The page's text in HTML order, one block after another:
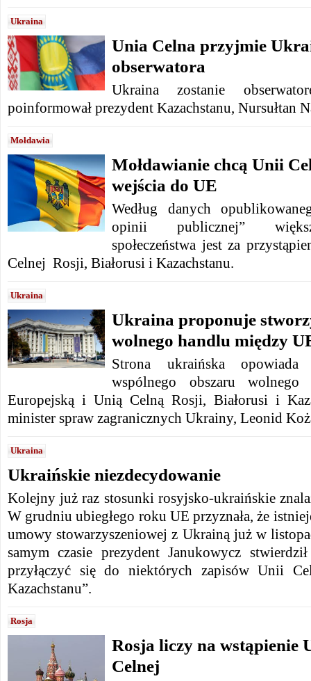
Ukraina
Unia Celna przyjmie
obserwatora
Ukraina zostanie
poinformował prezydent Kazachstanu, Nursułtan
Mołdawia
Mołdawianie chcą Unii
wejścia do UE
Według danych
opinii publicznej”
społeczeństwa jest za
Celnej Rosji, Białorusi i Kazachstanu.
Ukraina
Ukraina proponuje
wolnego handlu między
Strona ukraińska
wspólnego obszaru
Europejską i Unią Celną Rosji, Białorusi i
minister spraw zagranicznych Ukrainy, Leonid
Ukraina
Ukraińskie niezdecydowanie
Kolejny już raz stosunki rosyjsko-ukraińskie
W grudniu ubiegłego roku UE przyznała, że
umowy stowarzyszeniowej z Ukrainą już w
samym czasie prezydent Janukowycz
przyłączyć się do niektórych zapisów Unii
Kazachstanu”.
Rosja
Rosja liczy na wstąpienie
Celnej